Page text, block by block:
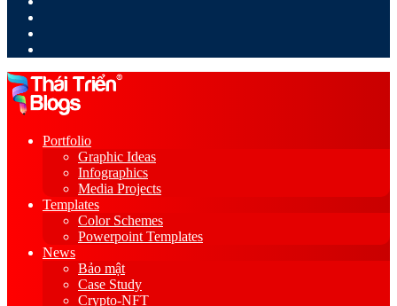
Portfolio
Graphic Ideas
Infographics
Media Projects
Templates
Color Schemes
Powerpoint Templates
News
Bảo mật
Case Study
Crypto-NFT